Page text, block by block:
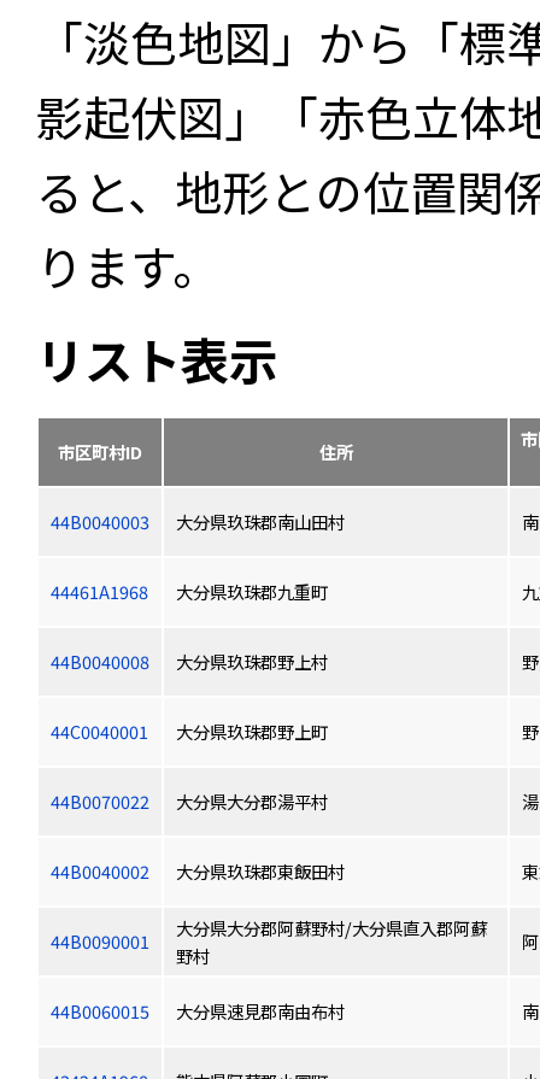
「淡色地図」から「
影起伏図」「赤色立体
ると、地形との位置関
ります。
リスト表示
市区町村ID 住所
44B0040003 大分県玖珠郡南山田村
44461A1968 大分県玖珠郡九重町
44B0040008 大分県玖珠郡野上村
44C0040001 大分県玖珠郡野上町
44B0070022 大分県大分郡湯平村
44B0040002 大分県玖珠郡東飯田村
44B0090001
大分県大分郡阿蘇野村/大分県直入郡阿蘇
野村
44B0060015 大分県速見郡南由布村